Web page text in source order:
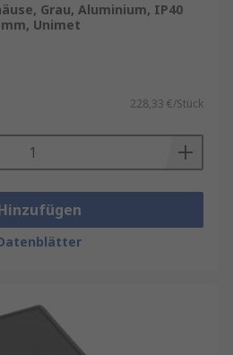
dienen als
je nach Modell)
bestimmten Modellen
Temperaturbereiche
in
Kastens bietet eine
für den Außeneinsatz
Grau, Aluminium, IP40
mm, Unimet
228,33 €/Stück